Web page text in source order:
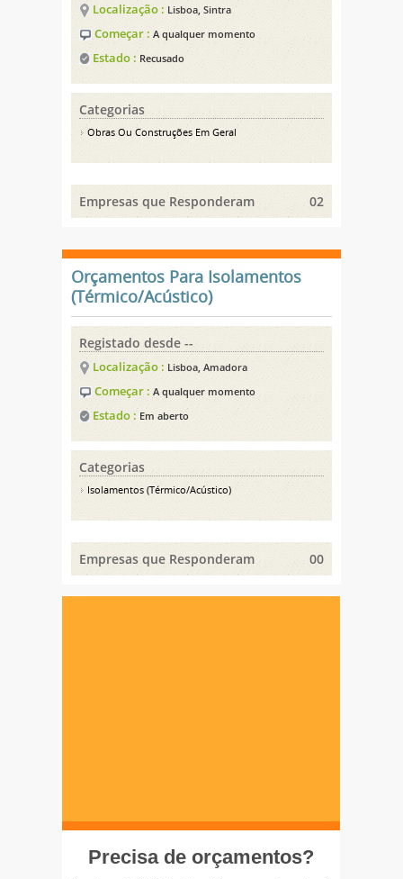
Localização : Lisboa, Sintra
Começar : A qualquer momento
Estado : Recusado
Categorias
Obras Ou Construções Em Geral
Empresas que Responderam 02
Orçamentos Para Isolamentos
(Térmico/Acústico)
Registado desde --
Localização : Lisboa, Amadora
Começar : A qualquer momento
Estado : Em aberto
Categorias
Isolamentos (Térmico/Acústico)
Empresas que Responderam 00
Precisa de orçamentos?